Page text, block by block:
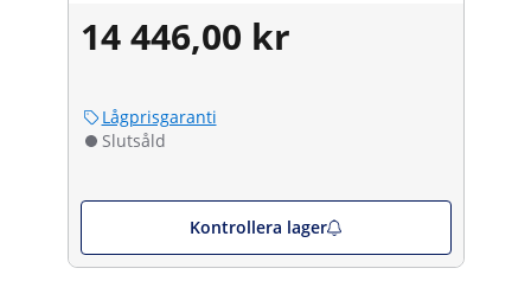
14 446,00 kr
Lågprisgaranti
Slutsåld
Kontrollera lager